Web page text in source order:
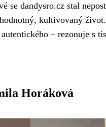
se dandysro.cz stal
kultivovaný
– rezonuje s
Horáková